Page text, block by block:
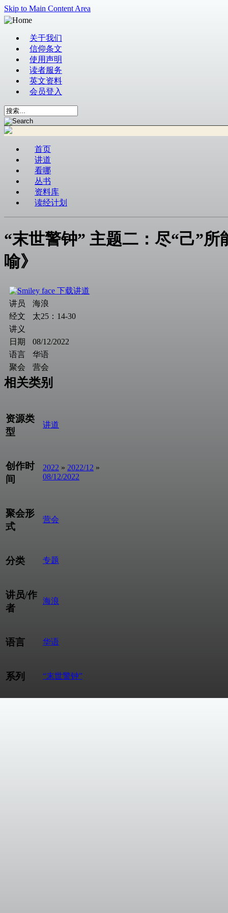
Skip to Main Content Area
关于我们
信仰条文
使用声明
读者服务
英文资料
会员登入
首页
讲道
看哪
丛书
资料库
读经计划
“末世警钟” 主题二：尽“己”所
喻》
下载讲道
讲员
海浪
经文
太25：14-30
讲义
日期
08/12/2022
语言
华语
聚会
营会
相关类别
资源类
型
讲道
创作时
间
2022 » 2022/12 »
08/12/2022
聚会形
式
营会
分类 专题
讲员/作
者
海浪
语言 华语
系列 “末世警钟”